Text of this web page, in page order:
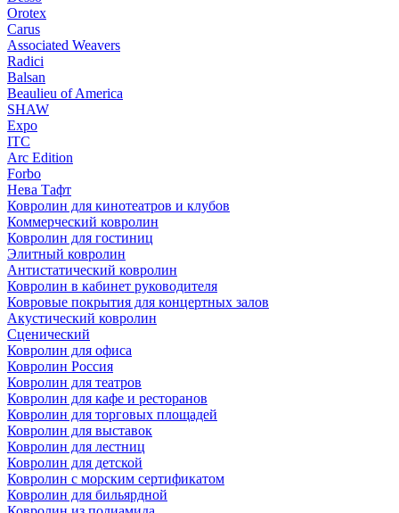
Orotex
Carus
Associated Weavers
Radici
Balsan
Beaulieu of America
SHAW
Expo
ITC
Arc Edition
Forbo
Нева Тафт
Ковролин для кинотеатров и клубов
Коммерческий ковролин
Ковролин для гостиниц
Элитный ковролин
Антистатический ковролин
Ковролин в кабинет руководителя
Ковровые покрытия для концертных залов
Акустический ковролин
Сценический
Ковролин для офиса
Ковролин Россия
Ковролин для театров
Ковролин для кафе и ресторанов
Ковролин для торговых площадей
Ковролин для выставок
Ковролин для лестниц
Ковролин для детской
Ковролин с морским сертификатом
Ковролин для бильярдной